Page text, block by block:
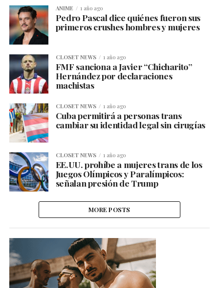
ANIME 1 año ago
Pedro Pascal dice quiénes fueron sus
primeros crushes hombres y mujeres
CLOSET NEWS 1 año ago
FMF sanciona a Javier “Chicharito”
Hernández por declaraciones
machistas
CLOSET NEWS 1 año ago
Cuba permitirá a personas trans
cambiar su identidad legal sin cirugías
CLOSET NEWS 1 año ago
EE.UU. prohíbe a mujeres trans de los
Juegos Olímpicos y Paralímpicos:
señalan presión de Trump
MORE POSTS